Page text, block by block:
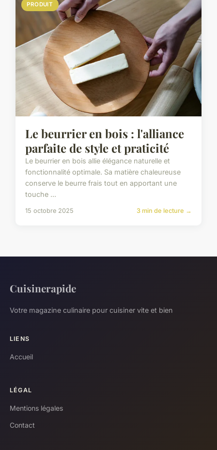
PRODUIT
Le beurrier en bois : l'alliance
parfaite de style et praticité
Le beurrier en bois allie élégance naturelle et
fonctionnalité optimale. Sa matière chaleureuse
conserve le beurre frais tout en apportant une
touche ...
15 octobre 2025 3 min de lecture →
Cuisinerapide
Votre magazine culinaire pour cuisiner vite et bien
LIENS
Accueil
LÉGAL
Mentions légales
Contact